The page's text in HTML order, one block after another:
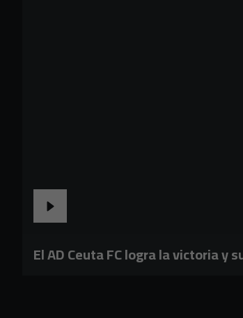
El AD Ceuta FC logra la victoria y